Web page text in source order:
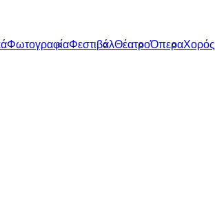
ΦωτογραφίαΦεστιβάλΘέατροΌπεραΧορός